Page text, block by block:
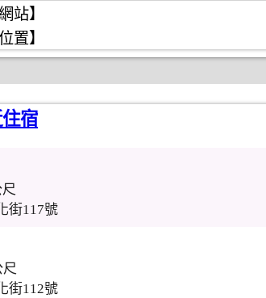
站】
置】
宿
街117號
街112號